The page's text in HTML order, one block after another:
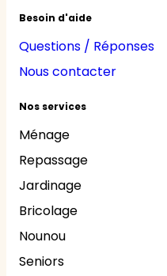
Besoin d'aide
Questions / Réponses
Nous contacter
Nos services
Ménage
Repassage
Jardinage
Bricolage
Nounou
Seniors